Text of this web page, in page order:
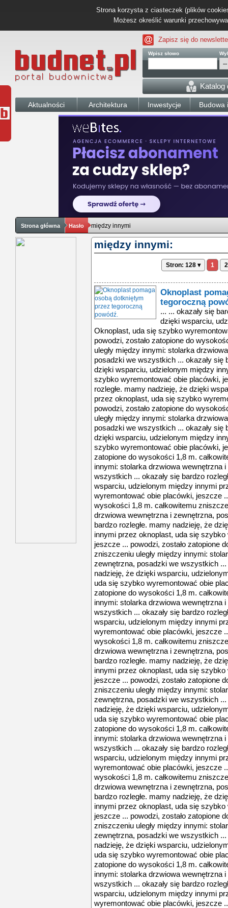
Strona korzysta z ciasteczek (plików
Możesz określić warunki
Zapisz się do
Wpisz słowo
Katalog
Aktualności Architektura Inwestycje Budowa
Strona główna Hasło między innymi
między innymi:
Stron: 128 ▾ 1 2
Oknoplast
tegoroczną
... ... okazały się
dzięki wsparciu,
Oknoplast, uda się szybko
powodzi, zostało zatopione do
uległy między innymi: stolarka
posadzki we wszystkich ... okazały się
dzięki wsparciu, udzielonym między
szybko wyremontować obie placówki,
rozległe. mamy nadzieję, że dzięki
przez oknoplast, uda się szybko
powodzi, zostało zatopione do
uległy między innymi: stolarka
posadzki we wszystkich ... okazały się
dzięki wsparciu, udzielonym między
szybko wyremontować obie placówki,
zatopione do wysokości 1,8 m.
innymi: stolarka drzwiowa wewnętrzna
wszystkich ... okazały się bardzo
wsparciu, udzielonym między innymi
wyremontować obie placówki, jeszcze
wysokości 1,8 m. całkowitemu
drzwiowa wewnętrzna i zewnętrzna,
bardzo rozległe. mamy nadzieję, że
innymi przez oknoplast, uda się
jeszcze ... powodzi, zostało zatopione
zniszczeniu uległy między innymi:
zewnętrzna, posadzki we wszystkich ...
nadzieję, że dzięki wsparciu,
uda się szybko wyremontować obie
zatopione do wysokości 1,8 m.
innymi: stolarka drzwiowa wewnętrzna
wszystkich ... okazały się bardzo
wsparciu, udzielonym między innymi
wyremontować obie placówki, jeszcze
wysokości 1,8 m. całkowitemu
drzwiowa wewnętrzna i zewnętrzna,
bardzo rozległe. mamy nadzieję, że
innymi przez oknoplast, uda się
jeszcze ... powodzi, zostało zatopione
zniszczeniu uległy między innymi:
zewnętrzna, posadzki we wszystkich ...
nadzieję, że dzięki wsparciu,
uda się szybko wyremontować obie
zatopione do wysokości 1,8 m.
innymi: stolarka drzwiowa wewnętrzna
wszystkich ... okazały się bardzo
wsparciu, udzielonym między innymi
wyremontować obie placówki, jeszcze
wysokości 1,8 m. całkowitemu
drzwiowa wewnętrzna i zewnętrzna,
bardzo rozległe. mamy nadzieję, że
innymi przez oknoplast, uda się
jeszcze ... powodzi, zostało zatopione
zniszczeniu uległy między innymi:
zewnętrzna, posadzki we wszystkich ...
nadzieję, że dzięki wsparciu,
uda się szybko wyremontować obie
zatopione do wysokości 1,8 m.
innymi: stolarka drzwiowa wewnętrzna
wszystkich ... okazały się bardzo
wsparciu, udzielonym między innymi
wyremontować obie placówki, jeszcze